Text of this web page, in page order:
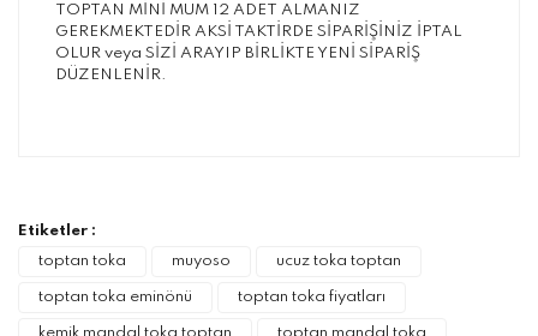
TOPTAN MİNİ MUM 12 ADET ALMANIZ
GEREKMEKTEDİR AKSİ TAKTİRDE SİPARİŞİNİZ İPTAL
OLUR veya SİZİ ARAYIP BİRLİKTE YENİ SİPARİŞ
DÜZENLENİR.
Görüş ve önerileriniz için teşekkür ederiz.
Ürün resmi kalitesiz, bozuk veya
Etiketler :
toptan toka
muyoso ucuz toka toptan
toptan toka eminönü toptan toka fiyatları
kemik mandal toka toptan toptan mandal toka